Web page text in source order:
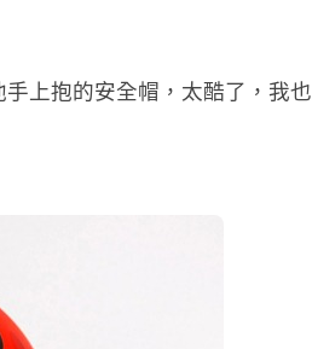
上抱的安全帽，太酷了，我也